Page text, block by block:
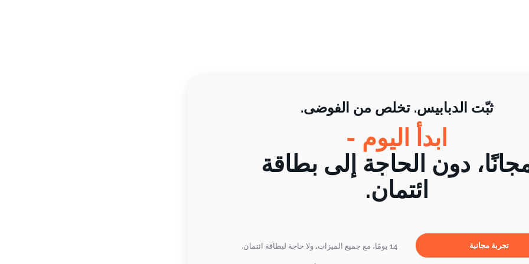
ثبّت الدبابيس. تخلص من الفوضى.
ابدأ اليوم -
دون الحاجة إلى بطاقة
ائتمان.
تجربة مجانية 14 يومًا، مع جميع الميزات، ولا حاجة لبطاقة ائتمان.